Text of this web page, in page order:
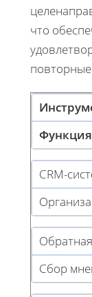
что
Функция
CRM-
Сбор